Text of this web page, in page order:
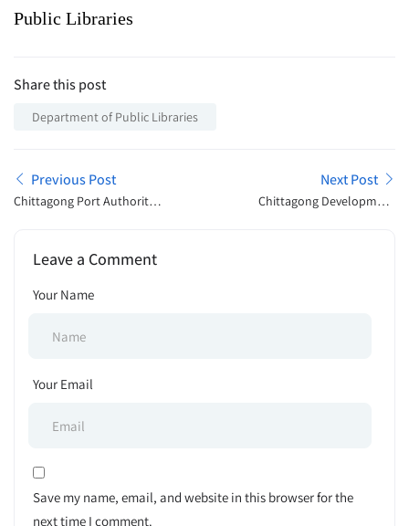
Public Libraries
Share this post
Department of Public Libraries
Previous Post
Chittagong Port Authority
Next Post
Chittagong Development
Leave a Comment
Your Name
Your Email
Save my name, email, and website in this browser for the
next time I comment.